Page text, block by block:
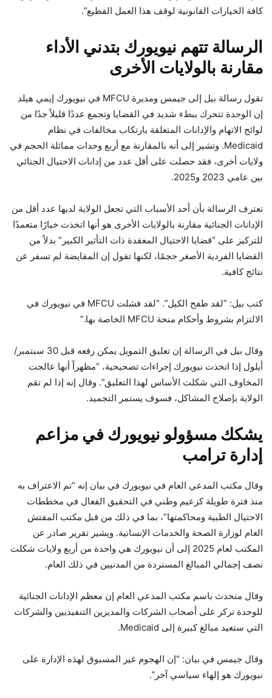
كافة الخيارات القانونية لوقف هذا العمل الفظيع”.
الرسالة تتهم نيويورك بتدني الأداء
مقارنة بالولايات الأخرى
تقول رسالة بيل إلى جيمس ومديرة MFCU في نيويورك إيمي هيلد
إن الوحدة تتحرك ببطء شديد في القضايا وتجمع عددًا قليلاً جدًا من
لوائح الاتهام والإدانات المتعلقة بارتكاب مخالفات في نظام
Medicaid. وتشير إلى أنه بالمقارنة مع أربع وحدات مماثلة الحجم في
ولايات أخرى، فقد حصلت على أقل عدد من إدانات الاحتيال الجنائي
بين عامي 2023 و2025.
تعترف الرسالة بأن أحد الأسباب التي تجعل الولاية لديها عدد أقل من
الإدانات الجنائية مقارنة بالولايات الأخرى هو أنها اتخذت خيارًا متعمدًا
للتركيز على “قضايا الاحتيال المعقدة ذات التأثير الكبير” بدلاً من
القضايا الفردية الأصغر حجمًا، لكنها تقول إن المقايضة لم تسفر عن
نتائج كافية.
كتب بيل: “لقد طفح الكيل”. “لقد فشلت MFCU في نيويورك في
الالتزام بشروط وأحكام منحة MFCU الخاصة بها.”
وقال بيل في الرسالة إن تعليق التمويل يمكن رفعه قبل 30 سبتمبر/
أيلول إذا اتخذت نيويورك إجراءات تصحيحية، “مظهراً أنها عالجت
المخاوف التي شكلت الأساس لهذا التعليق”. وقال إنه إذا لم تقم
الولاية بإصلاح المشاكل، فسوف يستمر التجميد.
يشكك مسؤولو نيويورك في مزاعم
إدارة ترامب
وقال مكتب المدعي العام في نيويورك في بيان إنه “تم الاعتراف به
منذ فترة طويلة كزعيم وطني في التحقيق الفعال في مخططات
الاحتيال الطبية ومحاكمتها”، بما في ذلك من قبل مكتب المفتش
العام لوزارة الصحة والخدمات الإنسانية. ويشير تقرير صادر عن
المكتب لعام 2025 إلى أن نيويورك هي واحدة من أربع ولايات شكلت
نصف إجمالي المبالغ المستردة من المدنيين في ذلك العام.
وقال متحدث باسم مكتب المدعي العام إن معظم الإدانات الجنائية
للوحدة تركز على أصحاب الشركات والمديرين التنفيذيين والشركات
التي ستعيد مبالغ كبيرة إلى Medicaid.
وقال جيمس في بيان: “إن الهجوم غير المسبوق لهذه الإدارة على
نيويورك هو إلهاء سياسي آخر”.